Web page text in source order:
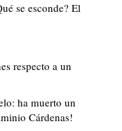
se esconde? El
respecto a un
ha muerto un
Cárdenas!